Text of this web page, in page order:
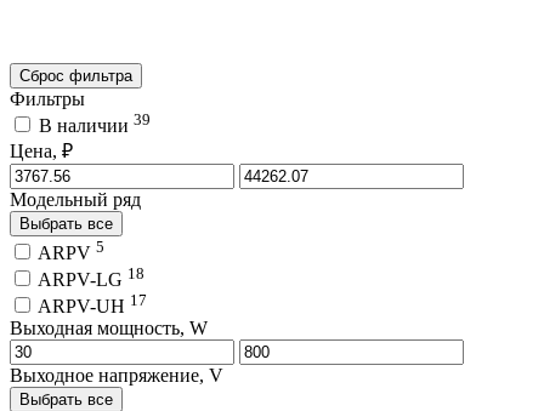
Сброс фильтра
Фильтры
В наличии 39
Цена, ₽
Модельный ряд
Выбрать все
ARPV 5
ARPV-LG 18
ARPV-UH 17
Выходная мощность, W
Выходное напряжение, V
Выбрать все